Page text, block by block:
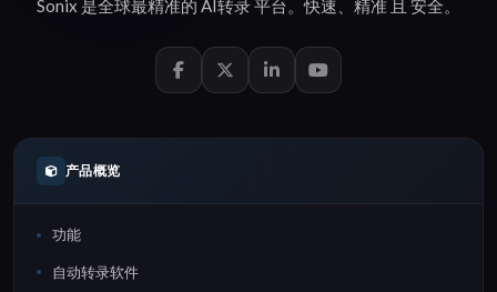
Sonix 是全球最精准的 AI转录平台。快速 精准 且 安全。
产品概览
功能
自动转录软件